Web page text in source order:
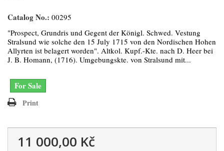
Catalog No.: 00295
"Prospect, Grundris und Gegent der Königl. Schwed. Vestung
Stralsund wie solche den 15 July 1715 von den Nordischen Hohen
Allyrten ist belagert worden". Altkol. Kupf.-Kte. nach D. Heer bei
J. B. Homann, (1716). Umgebungskte. von Stralsund mit...
For Sale
Print
11 000,00 Kč